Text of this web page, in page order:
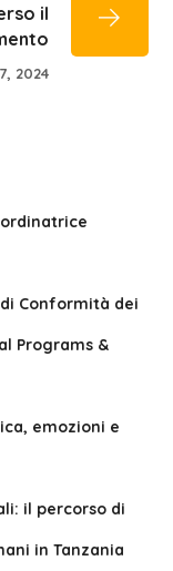
il
2024
Conformità dei
Programs &
emozioni e
il percorso di
in Tanzania